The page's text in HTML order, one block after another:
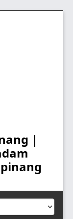
|